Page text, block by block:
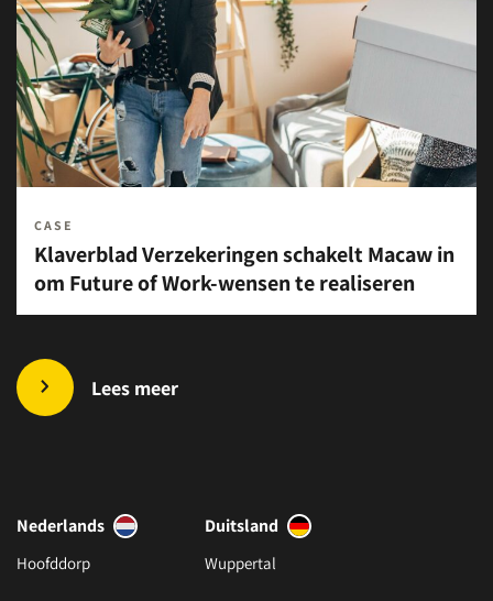
CASE
Klaverblad Verzekeringen schakelt Macaw in
om Future of Work-wensen te realiseren
Lees meer
Nederlands
Hoofddorp
Duitsland
Wuppertal